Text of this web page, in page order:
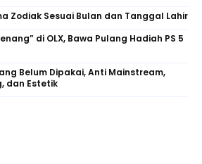
Zodiak Sesuai Bulan dan Tanggal Lahir
di OLX, Bawa Pulang Hadiah PS 5
Belum Dipakai, Anti Mainstream,
dan Estetik